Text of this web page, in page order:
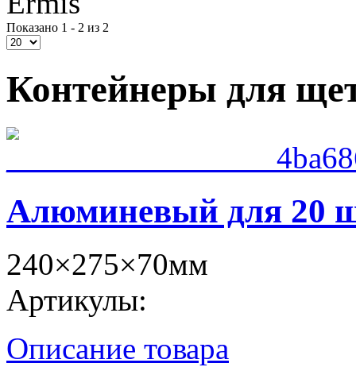
Показано 1 - 2 из 2
Контейнеры для
Алюминевый для 20
240×275×70мм
Артикулы:
Описание товара